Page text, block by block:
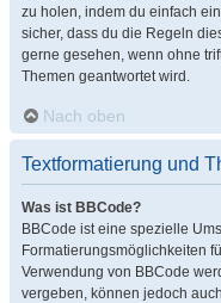
zu holen, indem du einfach
sicher, dass du die Regeln
gerne gesehen, wenn ohne
Themen geantwortet wird.
Nach oben
Textformatierung und
Was ist BBCode?
BBCode ist eine spezielle
Formatierungsmöglichkeiten
Verwendung von BBCode
vergeben, können jedoch